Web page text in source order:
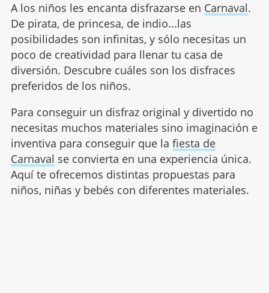
A los niños les encanta disfrazarse en Carnaval.
De pirata, de princesa, de indio...las
posibilidades son infinitas, y sólo necesitas un
poco de creatividad para llenar tu casa de
diversión. Descubre cuáles son los disfraces
preferidos de los niños.
Para conseguir un disfraz original y divertido no
necesitas muchos materiales sino imaginación e
inventiva para conseguir que la fiesta de
Carnaval se convierta en una experiencia única.
Aquí te ofrecemos distintas propuestas para
niños, niñas y bebés con diferentes materiales.